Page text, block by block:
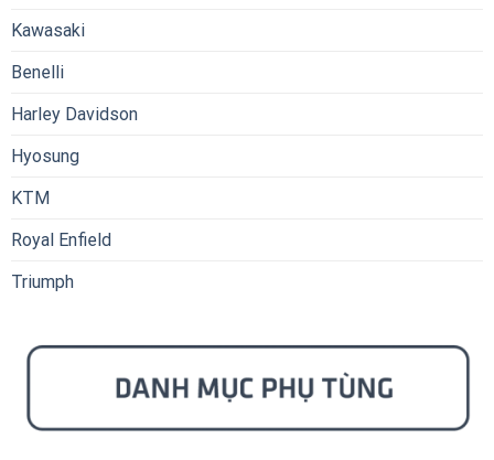
Kawasaki
Benelli
Harley Davidson
Hyosung
KTM
Royal Enfield
Triumph